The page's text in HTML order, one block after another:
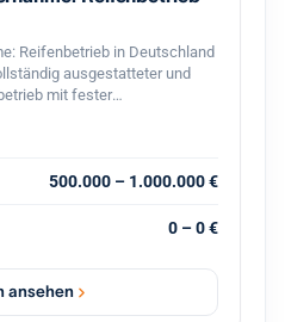
Reifenbetrieb in Deutschland
ausgestatteter und
mit fester
Geschäftsbetrieb. Der
sofort betriebsbereit.
aller Fahrzeugtypen(LKWs
können Hebebühnen und
Fahrzeuge Bestehender
Geschäftsbetrieb Gute Lage
500.000 – 1.000.000 €
0 – 0 €
ansehen